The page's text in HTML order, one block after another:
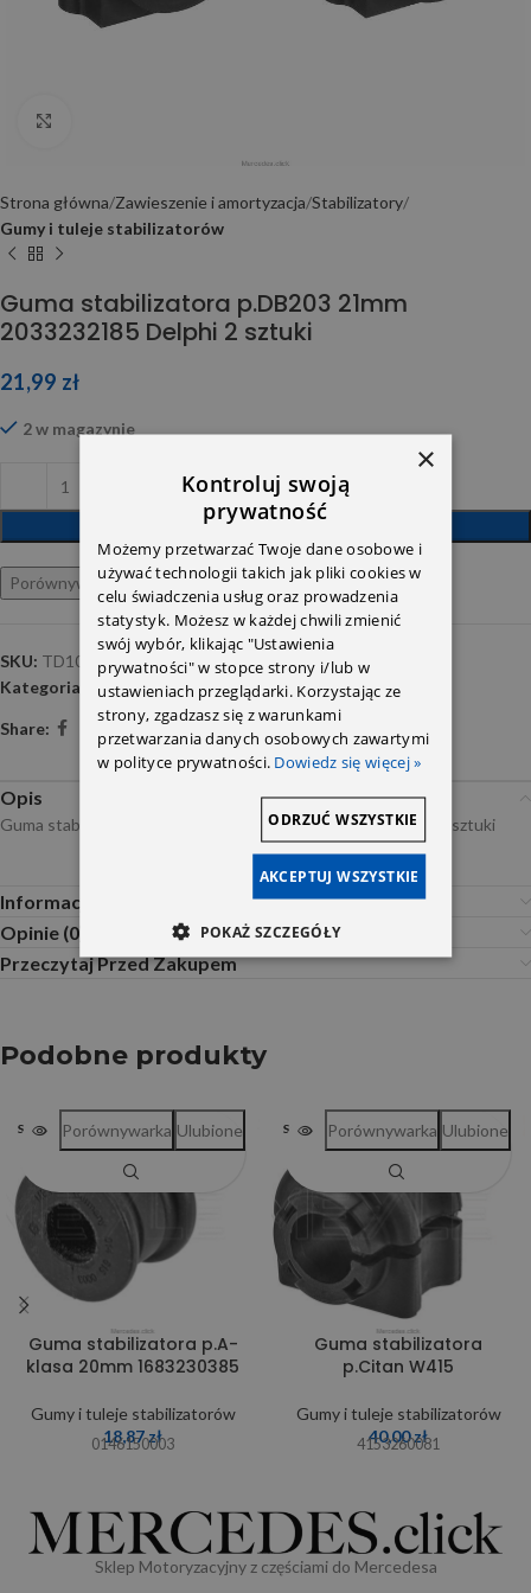
Strona główna Zawieszenie i amortyzacja Stabilizatory
Gumy i tuleje stabilizatorów
Guma stabilizatora p.DB203 21mm
2033232185 Delphi 2 sztuki
21,99 zł
2 w magazynie
DODAJ DO KOSZYKA
Porównywarka Ulubione
SKU: TD1073W
Kategoria:
Gumy i tuleje stabilizatorów
Share:
Opis
Guma stabilizatora przód DB203 21mm 2033232185 Delphi 2 sztuki
Informacje dodatkowe
Opinie (0)
Przeczytaj Przed Zakupem
Podobne produkty
SOLD OUT
Guma stabilizatora p.A-
klasa 20mm 1683230385
Gumy i tuleje stabilizatorów
18,87zł
0146150003
Porównywarka Ulubione SOLD OUT
Guma stabilizatora
p.Citan W415
Gumy i tuleje stabilizatorów
40,00zł
4153260081
Porównywarka Ulubione
Sklep Motoryzacyjny z częściami do Mercedesa
×
Kontroluj swoją
prywatność
Możemy przetwarzać Twoje dane osobowe i
używać technologii takich jak pliki cookies w
celu świadczenia usług oraz prowadzenia
statystyk. Możesz w każdej chwili zmienić
swój wybór, klikając "Ustawienia
prywatności" w stopce strony i/lub w
ustawieniach przeglądarki. Korzystając ze
strony, zgadzasz się z warunkami
przetwarzania danych osobowych zawartymi
w polityce prywatności. Dowiedz się więcej »
AKCEPTUJ WSZYSTKIE
ODRZUĆ WSZYSTKIE
POKAŻ SZCZEGÓŁY